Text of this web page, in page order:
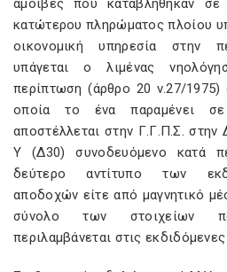
αμοιβές που καταβλήθηκαν σε
κατώτερου πληρώματος πλοίου
οικονομική υπηρεσία στην
υπάγεται ο λιμένας
περίπτωση (άρθρο 20 ν.27/
οποία το ένα παραμένει
αποστέλλεται στην Γ.Γ.Π.Σ.
Υ (Δ30) συνοδευόμενο κατά
δεύτερο αντίτυπο των
αποδοχών είτε από μαγνητικό
σύνολο των στοιχείων
περιλαμβάνεται στις